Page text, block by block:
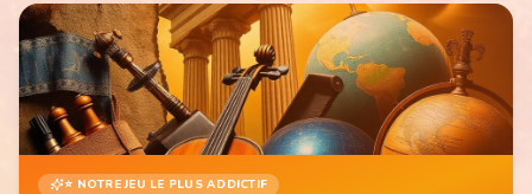
⭐ NOTRE JEU LE PLUS ADDICTIF